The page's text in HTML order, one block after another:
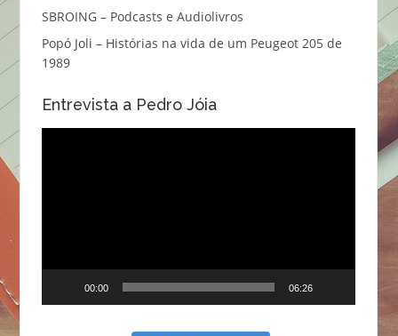
SBROING – Podcasts e Audiolivros
Popó Joli – Histórias na vida de um Peugeot 205 de
1989
Entrevista a Pedro Jóia
00:00 06:26